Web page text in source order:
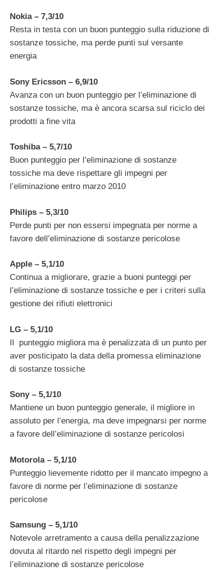
Nokia – 7,3/10
Resta in testa con un buon punteggio sulla riduzione di
sostanze tossiche, ma perde punti sul versante
energia
Sony Ericsson – 6,9/10
Avanza con un buon punteggio per l’eliminazione di
sostanze tossiche, ma è ancora scarsa sul riciclo dei
prodotti a fine vita
Toshiba – 5,7/10
Buon punteggio per l’eliminazione di sostanze
tossiche ma deve rispettare gli impegni per
l’eliminazione entro marzo 2010
Philips – 5,3/10
Perde punti per non essersi impegnata per norme a
favore dell’eliminazione di sostanze pericolose
Apple – 5,1/10
Continua a migliorare, grazie a buoni punteggi per
l’eliminazione di sostanze tossiche e per i criteri sulla
gestione dei rifiuti elettronici
LG – 5,1/10
Il punteggio migliora ma è penalizzata di un punto per
aver posticipato la data della promessa eliminazione
di sostanze tossiche
Sony – 5,1/10
Mantiene un buon punteggio generale, il migliore in
assoluto per l’energia, ma deve impegnarsi per norme
a favore dell’eliminazione di sostanze pericolosi
Motorola – 5,1/10
Punteggio lievemente ridotto per il mancato impegno a
favore di norme per l’eliminazione di sostanze
pericolose
Samsung – 5,1/10
Notevole arretramento a causa della penalizzazione
dovuta al ritardo nel rispetto degli impegni per
l’eliminazione di sostanze pericolose